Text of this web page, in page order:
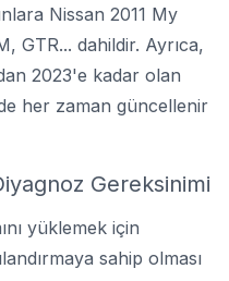
Nissan 2011 My
GTR... dahildir. Ayrıca,
2023'e kadar olan
her zaman güncellenir
Gereksinimi
yüklemek için
sahip olması